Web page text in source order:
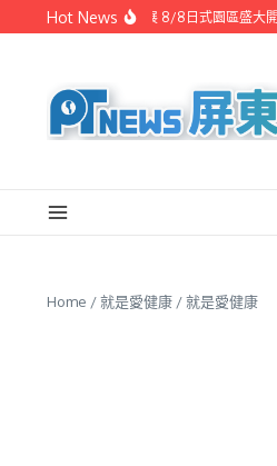
Skip to content
Hot News
潮州之美職人攝影展 8/8日式園區盛大開幕
Home /就是愛健康 /就是愛健康